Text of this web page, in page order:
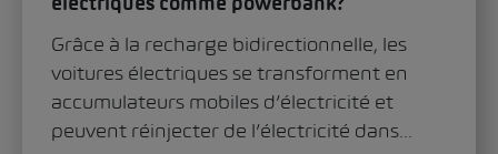
électriques comme powerbank?
Grâce à la recharge bidirectionnelle, les
voitures électriques se transforment en
accumulateurs mobiles d’électricité et
peuvent réinjecter de l’électricité dans...